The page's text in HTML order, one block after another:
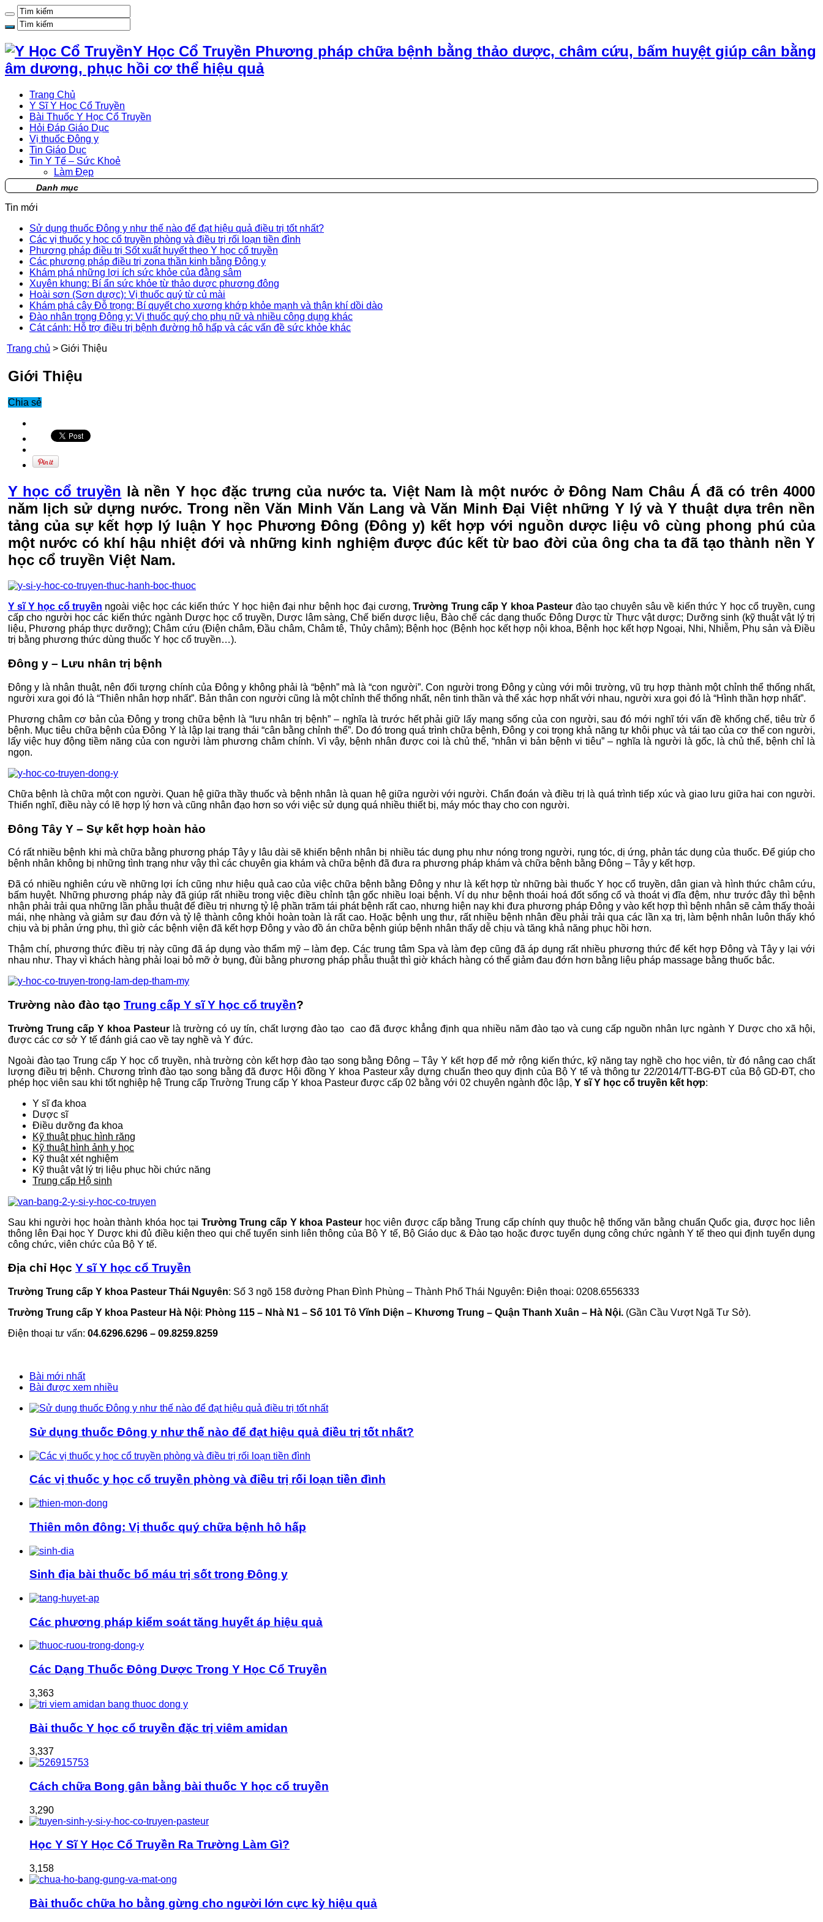
Y Học Cổ Truyền Phương pháp chữa bệnh bằng thảo dược, châm cứu, bấm huyệt giúp cân bằng
âm dương, phục hồi cơ thể hiệu quả
Trang Chủ
Y Sĩ Y Học Cổ Truyền
Bài Thuốc Y Học Cổ Truyền
Hỏi Đáp Giáo Dục
Vị thuốc Đông y
Tin Giáo Dục
Tin Y Tế – Sức Khoẻ
Làm Đẹp
Danh mục
Tin mới
Sử dụng thuốc Đông y như thế nào để đạt hiệu quả điều trị tốt nhất?
Các vị thuốc y học cổ truyền phòng và điều trị rối loạn tiền đình
Phương pháp điều trị Sốt xuất huyết theo Y học cổ truyền
Các phương pháp điều trị zona thần kinh bằng Đông y
Khám phá những lợi ích sức khỏe của đằng sâm
Xuyên khung: Bí ẩn sức khỏe từ thảo dược phương đông
Hoài sơn (Sơn dược): Vị thuốc quý từ củ mài
Khám phá cây Đỗ trọng: Bí quyết cho xương khớp khỏe mạnh và thận khí dồi dào
Đào nhân trong Đông y: Vị thuốc quý cho phụ nữ và nhiều công dụng khác
Cát cánh: Hỗ trợ điều trị bệnh đường hô hấp và các vấn đề sức khỏe khác
Trang chủ > Giới Thiệu
Giới Thiệu
Chia sẻ
Y học cổ truyền là nền Y học đặc trưng của nước ta. Việt Nam là một nước ở Ðông Nam Châu Á đã có trên 4000
năm lịch sử dựng nước. Trong nền Văn Minh Văn Lang và Văn Minh Ðại Việt những Y lý và Y thuật dựa trên nền
tảng của sự kết hợp lý luận Y học Phương Ðông (Ðông y) kết hợp với nguồn dược liệu vô cùng phong phú của
một nước có khí hậu nhiệt đới và những kinh nghiệm được đúc kết từ bao đời của ông cha ta đã tạo thành nền Y
học cổ truyền Việt Nam.
Y sĩ Y học cổ truyền ngoài việc học các kiến thức Y học hiện đại như bệnh học đại cương,Trường Trung cấp Y khoa Pasteur đào tạo chuyên sâu về kiến thức Y học cổ truyền, cung
cấp cho người học các kiến thức ngành Dược học cổ truyền, Dược lâm sàng, Chế biến dược liệu, Bào chế các dạng thuốc Đông Dược từ Thực vật dược; Dưỡng sinh (kỹ thuật vật lý trị
liệu, Phương pháp thực dưỡng); Châm cứu (Điện châm, Đầu châm, Châm tê, Thủy châm); Bệnh học (Bệnh học kết hợp nội khoa, Bệnh học kết hợp Ngoại, Nhi, Nhiễm, Phụ sản và Điều
trị bằng phương thức dùng thuốc Y học cổ truyền…).
Đông y – Lưu nhân trị bệnh
Đông y là nhân thuật, nên đối tượng chính của Đông y không phải là “bệnh” mà là “con người”. Con người trong Đông y cùng với môi trường, vũ trụ hợp thành một chỉnh thể thống nhất,
người xưa gọi đó là “Thiên nhân hợp nhất”. Bản thân con người cũng là một chỉnh thể thống nhất, nên tinh thần và thể xác hợp nhất với nhau, người xưa gọi đó là “Hình thần hợp nhất”.
Phương châm cơ bản của Đông y trong chữa bệnh là “lưu nhân trị bệnh” – nghĩa là trước hết phải giữ lấy mạng sống của con người, sau đó mới nghĩ tới vấn đề khống chế, tiêu trừ ổ
bệnh. Mục tiêu chữa bệnh của Đông Y là lập lại trạng thái “cân bằng chỉnh thể”. Do đó trong quá trình chữa bệnh, Đông y coi trọng khả năng tự khôi phục và tái tạo của cơ thể con người,
lấy việc huy động tiềm năng của con người làm phương châm chính. Vì vậy, bệnh nhân được coi là chủ thể, “nhân vi bản bệnh vi tiêu” – nghĩa là người là gốc, là chủ thể, bệnh chỉ là
ngọn.
Chữa bệnh là chữa một con người. Quan hệ giữa thầy thuốc và bệnh nhân là quan hệ giữa người với người. Chẩn đoán và điều trị là quá trình tiếp xúc và giao lưu giữa hai con người.
Thiển nghĩ, điều này có lẽ hợp lý hơn và cũng nhân đạo hơn so với việc sử dụng quá nhiều thiết bị, máy móc thay cho con người.
Đông Tây Y – Sự kết hợp hoàn hảo
Có rất nhiều bệnh khi mà chữa bằng phương pháp Tây y lâu dài sẽ khiến bệnh nhân bị nhiều tác dụng phụ như nóng trong người, rụng tóc, dị ứng, phản tác dụng của thuốc. Để giúp cho
bệnh nhân không bị những tình trạng như vậy thì các chuyên gia khám và chữa bệnh đã đưa ra phương pháp khám và chữa bệnh bằng Đông – Tây y kết hợp.
Đã có nhiều nghiên cứu về những lợi ích cũng như hiệu quả cao của việc chữa bệnh bằng Đông y như là kết hợp từ những bài thuốc Y học cổ truyền, dân gian và hình thức châm cứu,
bấm huyệt. Những phương pháp này đã giúp rất nhiều trong việc điều chỉnh tận gốc nhiều loại bệnh. Ví dụ như bệnh thoái hoá đốt sống cổ và thoát vị đĩa đệm, như trước đây thì bệnh
nhận phải trải qua những lần phẫu thuật để điều trị nhưng tỷ lệ phần trăm tái phát bệnh rất cao, nhưng hiện nay khi đưa phương pháp Đông y vào kết hợp thì bệnh nhân sẽ cảm thấy thoải
mái, nhẹ nhàng và giảm sự đau đớn và tỷ lệ thành công khỏi hoàn toàn là rất cao. Hoặc bệnh ung thư, rất nhiều bệnh nhân đều phải trải qua các lần xạ trị, làm bệnh nhân luôn thấy khó
chịu và bị phản ứng phụ, thì giờ các bệnh viện đã kết hợp Đông y vào đồ án chữa bệnh giúp bệnh nhân thấy dễ chịu và tăng khả năng phục hồi hơn.
Thậm chí, phương thức điều trị này cũng đã áp dụng vào thẩm mỹ – làm đẹp. Các trung tâm Spa và làm đẹp cũng đã áp dụng rất nhiều phương thức để kết hợp Đông và Tây y lại với
nhau như. Thay vì khách hàng phải loại bỏ mỡ ở bụng, đùi bằng phương pháp phẫu thuật thì giờ khách hàng có thể giảm đau đớn hơn bằng liệu pháp massage bằng thuốc bắc.
Trường nào đào tạo Trung cấp Y sĩ Y học cổ truyền?
Trường Trung cấp Y khoa Pasteur là trường có uy tín, chất lượng đào tạo cao đã được khẳng định qua nhiều năm đào tạo và cung cấp nguồn nhân lực ngành Y Dược cho xã hội,
được các cơ sở Y tế đánh giá cao về tay nghề và Y đức.
Ngoài đào tạo Trung cấp Y học cổ truyền, nhà trường còn kết hợp đào tạo song bằng Đông – Tây Y kết hợp để mở rộng kiến thức, kỹ năng tay nghề cho học viên, từ đó nâng cao chất
lượng điều trị bệnh. Chương trình đào tạo song bằng đã được Hội đồng Y khoa Pasteur xây dựng chuẩn theo quy định của Bộ Y tế và thông tư 22/2014/TT-BG-ĐT của Bộ GD-ĐT, cho
phép học viên sau khi tốt nghiệp hệ Trung cấp Trường Trung cấp Y khoa Pasteur được cấp 02 bằng với 02 chuyên ngành độc lập, Y sĩ Y học cổ truyền kết hợp:
Y sĩ đa khoa
Dược sĩ
Điều dưỡng đa khoa
Kỹ thuật phục hình răng
Kỹ thuật hình ảnh y học
Kỹ thuật xét nghiệm
Kỹ thuật vật lý trị liệu phục hồi chức năng
Trung cấp Hộ sinh
Sau khi người học hoàn thành khóa học tại Trường Trung cấp Y khoa Pasteur học viên được cấp bằng Trung cấp chính quy thuộc hệ thống văn bằng chuẩn Quốc gia, được học liên
thông lên Đại học Y Dược khi đủ điều kiện theo qui chế tuyển sinh liên thông của Bộ Y tế, Bộ Giáo dục & Đào tạo hoặc được tuyển dụng công chức ngành Y tế theo qui định tuyển dụng
công chức, viên chức của Bộ Y tế.
Địa chỉ Học Y sĩ Y học cổ Truyền
Trường Trung cấp Y khoa Pasteur Thái Nguyên: Số 3 ngõ 158 đường Phan Đình Phùng – Thành Phố Thái Nguyên: Điện thoại: 0208.6556333
Trường Trung cấp Y khoa Pasteur Hà Nội: Phòng 115 – Nhà N1 – Số 101 Tô Vĩnh Diện – Khương Trung – Quận Thanh Xuân – Hà Nội. (Gần Cầu Vượt Ngã Tư Sở).
Điện thoại tư vấn: 04.6296.6296 – 09.8259.8259
Bài mới nhất
Bài được xem nhiều
Sử dụng thuốc Đông y như thế nào để đạt hiệu quả điều trị tốt nhất?
Các vị thuốc y học cổ truyền phòng và điều trị rối loạn tiền đình
Thiên môn đông: Vị thuốc quý chữa bệnh hô hấp
Sinh địa bài thuốc bổ máu trị sốt trong Đông y
Các phương pháp kiểm soát tăng huyết áp hiệu quả
Các Dạng Thuốc Đông Dược Trong Y Học Cổ Truyền
3,363
Bài thuốc Y học cổ truyền đặc trị viêm amidan
3,337
Cách chữa Bong gân bằng bài thuốc Y học cổ truyền
3,290
Học Y Sĩ Y Học Cổ Truyền Ra Trường Làm Gì?
3,158
Bài thuốc chữa ho bằng gừng cho người lớn cực kỳ hiệu quả